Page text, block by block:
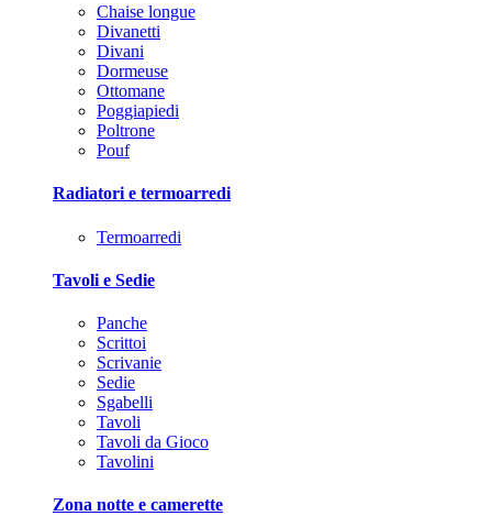
Chaise longue
Divanetti
Divani
Dormeuse
Ottomane
Poggiapiedi
Poltrone
Pouf
Radiatori e termoarredi
Termoarredi
Tavoli e Sedie
Panche
Scrittoi
Scrivanie
Sedie
Sgabelli
Tavoli
Tavoli da Gioco
Tavolini
Zona notte e camerette